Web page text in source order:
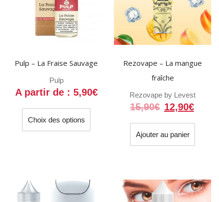
Pulp – La Fraise Sauvage
Pulp
A partir de : 5,90€
Choix des options
Ce
a
options
Rezovape – La mangue
fraîche
Rezovape by Levest
15,90€ Le
initial
était :
12,90€
est :
Ajouter au panier